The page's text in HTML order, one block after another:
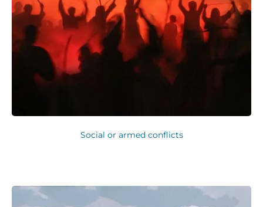
Social or armed conflicts